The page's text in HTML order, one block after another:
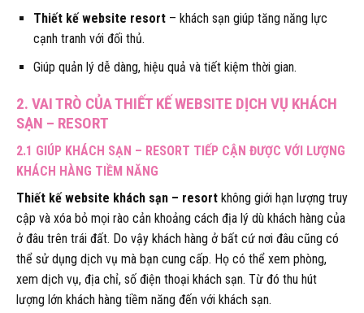
Thiết kế website resort– khách sạn giúp tăng năng lực
cạnh tranh với đối thủ.
Giúp quản lý dễ dàng, hiệu quả và tiết kiệm thời gian.
2. VAI TRÒ CỦA THIẾT KẾ WEBSITE DỊCH VỤ KHÁCH
SẠN – RESORT
2.1 GIÚP KHÁCH SẠN – RESORT TIẾP CẬN ĐƯỢC VỚI LƯỢNG
KHÁCH HÀNG TIỀM NĂNG
Thiết kế website khách sạn – resort không giới hạn lượng truy
cập và xóa bỏ mọi rào cản khoảng cách địa lý dù khách hàng của
ở đâu trên trái đất. Do vậy khách hàng ở bất cứ nơi đâu cũng có
thể sử dụng dịch vụ mà bạn cung cấp. Họ có thể xem phòng,
xem dịch vụ, địa chỉ, số điện thoại khách sạn. Từ đó thu hút
lượng lớn khách hàng tiềm năng đến với khách sạn.